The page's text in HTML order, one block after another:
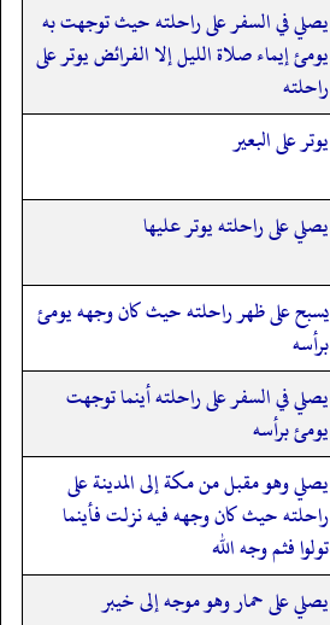
يصلي في السفر على راحلته حيث توجهت به
يومئ إيماء صلاة الليل إلا الفرائض يوتر على
راحلته
يوتر على البعير
يصلي على راحلته يوتر عليها
يسبح على ظهر راحلته حيث كان وجهه يومئ
برأسه
يصلي في السفر على راحلته أينما توجهت
يومئ برأسه
يصلي وهو مقبل من مكة إلى المدينة على
راحلته حيث كان وجهه فيه نزلت فأينما
تولوا فثم وجه الله
يصلي على حمار وهو موجه إلى خيبر